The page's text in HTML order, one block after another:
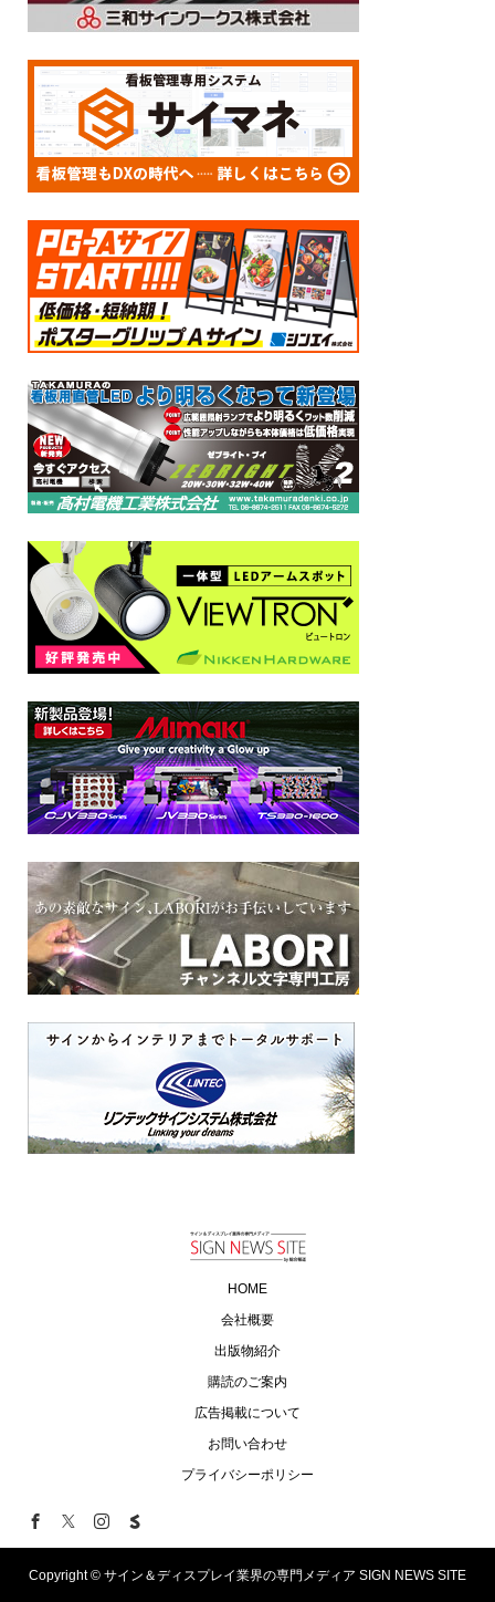
HOME
会社概要
出版物紹介
購読のご案内
広告掲載について
お問い合わせ
プライバシーポリシー
Copyright © サイン＆ディスプレイ業界の専門メディア SIGN NEWS SITE